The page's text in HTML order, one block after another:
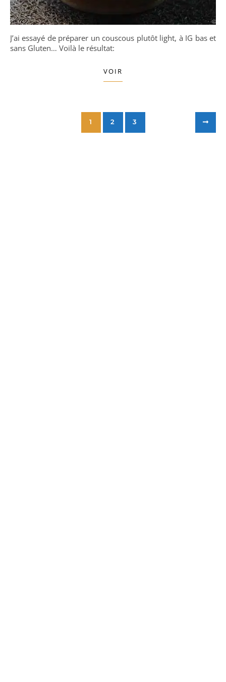
J’ai essayé de préparer un couscous plutôt light, à IG bas et
sans Gluten… Voilà le résultat:
VOIR
1 2 3